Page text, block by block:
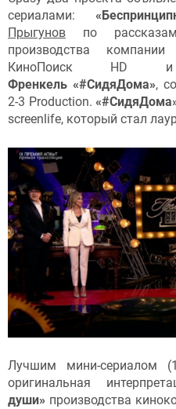
сериалами:
Прыгунов по
производства
КиноПоиск HD
Френкель «#СидяДома»,
2-3 Production.
screenlife, который стал
Лучшим мини-сериалом
оригинальная
души» производства